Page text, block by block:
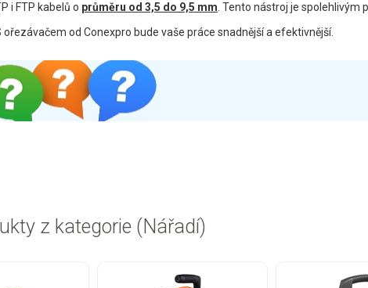
i FTP kabelů o průměru od 3,5 do 9,5 mm . Tento nástroj je
ořezávačem od Conexpro bude vaše práce snadnější a efektivnější.
z kategorie (Nářadí)